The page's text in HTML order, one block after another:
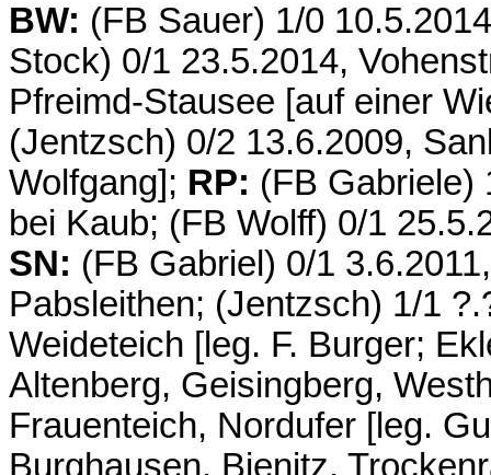
BW: (FB Sauer) 1/0
Stock) 0/1 23.5.2014,
Pfreimd-Stausee [auf einer
(Jentzsch) 0/2 13.6.2009,
Wolfgang]; RP: (FB Gabriele)
bei Kaub; (FB Wolff) 0/1
SN: (FB Gabriel) 0/1
Pabsleithen; (Jentzsch) 1/1
Weideteich [leg. F. Burger;
Altenberg, Geisingberg,
Frauenteich, Nordufer [leg.
Burghausen, Bienitz,